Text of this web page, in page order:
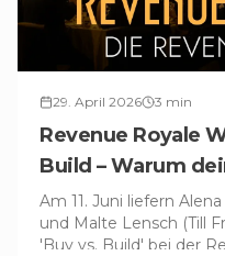
29. April 2026 3 min
Revenue Royale
Build – Warum
Fehler war
Am 11. Juni liefern
und Malte Lensch (Till
'Buy vs. Build' bei der